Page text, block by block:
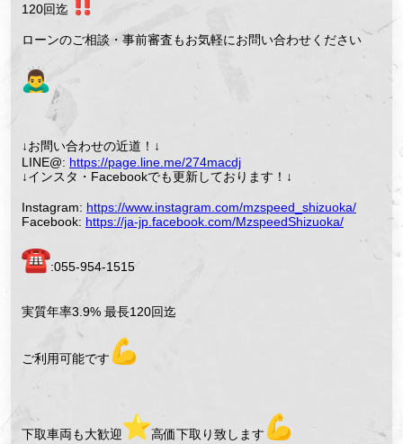
120回迄
ローンのご相談・事前審査もお気軽にお問い合わせください
↓お問い合わせの近道！↓
LINE@: https://page.line.me/274macdj
↓インスタ・Facebookでも更新しております！↓
Instagram: https://www.instagram.com/mzspeed_shizuoka/
Facebook: https://ja-jp.facebook.com/MzspeedShizuoka/
︎:055-954-1515
⁡実質年率3.9% 最長120回迄
ご利用可能です
下取車両も大歓迎 ️高価下取り致します